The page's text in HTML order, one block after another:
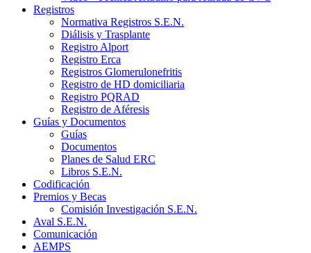
Registros
Normativa Registros S.E.N.
Diálisis y Trasplante
Registro Alport
Registro Erca
Registros Glomerulonefritis
Registro de HD domiciliaria
Registro PQRAD
Registro de Aféresis
Guías y Documentos
Guías
Documentos
Planes de Salud ERC
Libros S.E.N.
Codificación
Premios y Becas
Comisión Investigación S.E.N.
Aval S.E.N.
Comunicación
AEMPS